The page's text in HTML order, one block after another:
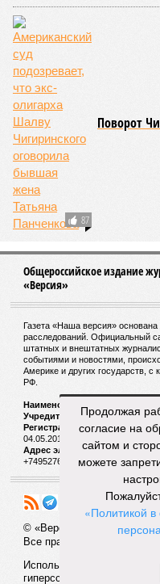
Да, наша любимая
единственной, где в
полноценная жизнь, но
эту жизнь уничтожить.
процессы на планете
геологические,
которые для человека
смертельны. И вот
Все стихии сразу
Около 100 лет назад в
у нас назвали бы
человек не пережили
приключилось.
Зима 1931 года
продолжительной и
количество – казалось
великой суши,
обратилось
начался небывалый
страшным наводнением,
только усугубили. К
массовый потоп, в июле
сразу девятью
невообразимыми:
территорию в 180 тыс.
по площади Карелии,
областям, десятку
В общем, недаром
Продолжая
согласие на
сайтом и
можете
«Политикой